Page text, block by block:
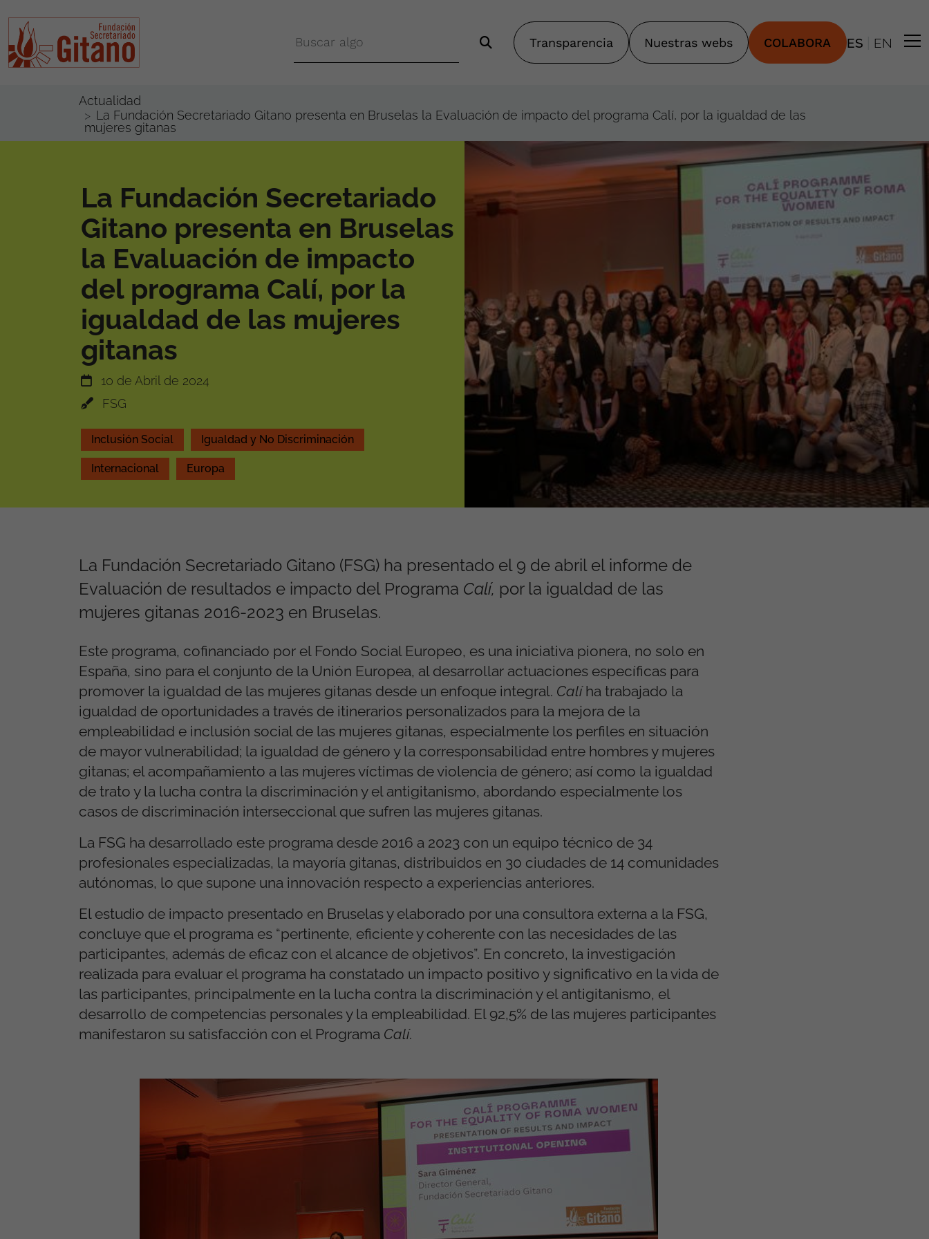
Transparencia Nuestras webs COLABORA ES EN
Actualidad
La Fundación Secretariado Gitano presenta en Bruselas la Evaluación de impacto del programa Calí, por la igualdad de las
mujeres gitanas
La Fundación Secretariado
Gitano presenta en Bruselas
la Evaluación de impacto
del programa Calí, por la
igualdad de las mujeres
gitanas
10 de Abril de 2024
FSG
Inclusión Social Igualdad y No Discriminación
Internacional Europa
La Fundación Secretariado Gitano (FSG) ha presentado el 9 de abril el informe de
Evaluación de resultados e impacto del Programa Calí, por la igualdad de las
mujeres gitanas 2016-2023 en Bruselas.
Este programa, cofinanciado por el Fondo Social Europeo, es una iniciativa pionera, no solo en
España, sino para el conjunto de la Unión Europea, al desarrollar actuaciones específicas para
promover la igualdad de las mujeres gitanas desde un enfoque integral. Calíha trabajado la
igualdad de oportunidades a través de itinerarios personalizados para la mejora de la
empleabilidad e inclusión social de las mujeres gitanas, especialmente los perfiles en situación
de mayor vulnerabilidad; la igualdad de género y la corresponsabilidad entre hombres y mujeres
gitanas; el acompañamiento a las mujeres víctimas de violencia de género; así como la igualdad
de trato y la lucha contra la discriminación y el antigitanismo, abordando especialmente los
casos de discriminación interseccional que sufren las mujeres gitanas.
La FSG ha desarrollado este programa desde 2016 a 2023 con un equipo técnico de 34
profesionales especializadas, la mayoría gitanas, distribuidos en 30 ciudades de 14 comunidades
autónomas, lo que supone una innovación respecto a experiencias anteriores.
El estudio de impacto presentado en Bruselas y elaborado por una consultora externa a la FSG,
concluye que el programa es “pertinente, eficiente y coherente con las necesidades de las
participantes, además de eficaz con el alcance de objetivos”. En concreto, la investigación
realizada para evaluar el programa ha constatado un impacto positivo y significativo en la vida de
las participantes, principalmente en la lucha contra la discriminación y el antigitanismo, el
desarrollo de competencias personales y la empleabilidad. El 92,5% de las mujeres participantes
manifestaron su satisfacción con el Programa Calí.